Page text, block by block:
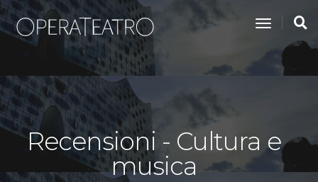
toggle
Recensioni - Cultura e
musica